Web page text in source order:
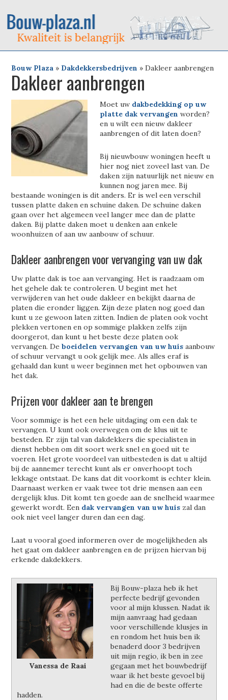
Bouw Plaza » Dakdekkersbedrijven »Dakleer aanbrengen
Dakleer aanbrengen
Moet uw dakbedekking op uw
platte dak vervangenworden?
en u wilt een nieuw dakleer
aanbrengen of dit laten doen?
Bij nieuwbouw woningen heeft u
hier nog niet zoveel last van. De
daken zijn natuurlijk net nieuw en
kunnen nog jaren mee. Bij
bestaande woningen is dit anders. Er is wel een verschil
tussen platte daken en schuine daken. De schuine daken
gaan over het algemeen veel langer mee dan de platte
daken. Bij platte daken moet u denken aan enkele
woonhuizen of aan uw aanbouw of schuur.
Dakleer aanbrengen voor vervanging van uw dak
Uw platte dak is toe aan vervanging. Het is raadzaam om
het gehele dak te controleren. U begint met het
verwijderen van het oude dakleer en bekijkt daarna de
platen die eronder liggen. Zijn deze platen nog goed dan
kunt u ze gewoon laten zitten. Indien de platen ook vocht
plekken vertonen en op sommige plakken zelfs zijn
doorgerot, dan kunt u het beste deze platen ook
vervangen. Deboeidelen vervangen van uw huis aanbouw
of schuur vervangt u ook gelijk mee. Als alles eraf is
gehaald dan kunt u weer beginnen met het opbouwen van
het dak.
Prijzen voor dakleer aan te brengen
Voor sommige is het een hele uitdaging om een dak te
vervangen. U kunt ook overwegen om de klus uit te
besteden. Er zijn tal van dakdekkers die specialisten in
dienst hebben om dit soort werk snel en goed uit te
voeren. Het grote voordeel van uitbesteden is dat u altijd
bij de aannemer terecht kunt als er onverhoopt toch
lekkage ontstaat. De kans dat dit voorkomt is echter klein.
Daarnaast werken er vaak twee tot drie mensen aan een
dergelijk klus. Dit komt ten goede aan de snelheid waarmee
gewerkt wordt. Een dak vervangen van uw huis zal dan
ook niet veel langer duren dan een dag.
Laat u vooral goed informeren over de mogelijkheden als
het gaat om dakleer aanbrengen en de prijzen hiervan bij
erkende dakdekkers.
Vanessa de Raai
Bij Bouw-plaza heb ik het
perfecte bedrijf gevonden
voor al mijn klussen. Nadat ik
mijn aanvraag had gedaan
voor verschillende klusjes in
en rondom het huis ben ik
benaderd door 3 bedrijven
uit mijn regio, ik ben in zee
gegaan met het bouwbedrijf
waar ik het beste gevoel bij
had en die de beste offerte
hadden.